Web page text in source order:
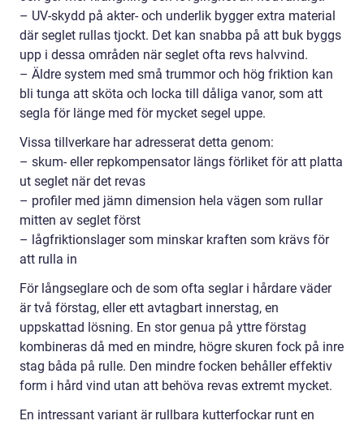
– UV-skydd på akter- och underlik bygger extra material
där seglet rullas tjockt. Det kan snabba på att buk byggs
upp i dessa områden när seglet ofta revs halvvind.
– Äldre system med små trummor och hög friktion kan
bli tunga att sköta och locka till dåliga vanor, som att
segla för länge med för mycket segel uppe.
Vissa tillverkare har adresserat detta genom:
– skum- eller repkompensator längs förliket för att platta
ut seglet när det revas
– profiler med jämn dimension hela vägen som rullar
mitten av seglet först
– lågfriktionslager som minskar kraften som krävs för
att rulla in
För långseglare och de som ofta seglar i hårdare väder
är två förstag, eller ett avtagbart innerstag, en
uppskattad lösning. En stor genua på yttre förstag
kombineras då med en mindre, högre skuren fock på inre
stag båda på rulle. Den mindre focken behåller effektiv
form i hård vind utan att behöva revas extremt mycket.
En intressant variant är rullbara kutterfockar runt en